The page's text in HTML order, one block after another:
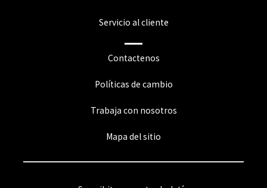
Servicio al cliente
Contactenos
Políticas de cambio
Trabaja con nosotros
Mapa del sitio